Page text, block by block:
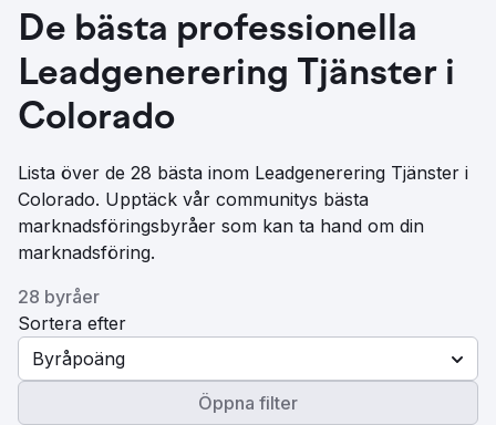
De bästa professionella
Leadgenerering Tjänster i
Colorado
Lista över de 28 bästa inom Leadgenerering Tjänster i
Colorado. Upptäck vår communitys bästa
marknadsföringsbyråer som kan ta hand om din
marknadsföring.
28 byråer
Sortera efter
Byråpoäng
Öppna filter